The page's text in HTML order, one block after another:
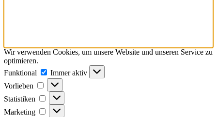
Wir verwenden Cookies, um unsere Website und unseren Service zu
optimieren.
Funktional
Funktional
Immer aktiv
Vorlieben
Vorlieben
Statistiken Statistiken
Marketing Marketing